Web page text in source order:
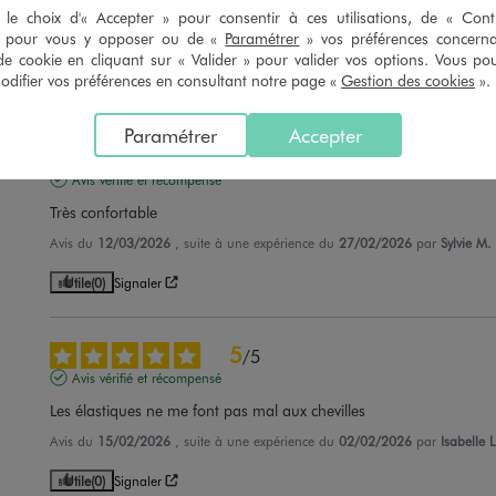
parfait
Avis du 26/05/2026 , suite à une expérience du13/05/2026 parClotilde
Utile(0) Signaler
5/5
Avis vérifié et récompensé
Très confortable
Avis du 12/03/2026 , suite à une expérience du 27/02/2026 par Sylvie M.
Utile(0) Signaler
5/5
Avis vérifié et récompensé
Les élastiques ne me font pas mal aux chevilles
Avis du 15/02/2026 , suite à une expérience du 02/02/2026 par Isabelle
Utile(0) Signaler
le choix d'« Accepter » pour consentir à ces utilisations, de «
pour vous y opposer ou de « Paramétrer » vos préférences
cookie en cliquant sur « Valider » pour valider vos options. Vous
vos préférences en consultant notre page « Gestion des cookies ».
Accepter
Paramétrer